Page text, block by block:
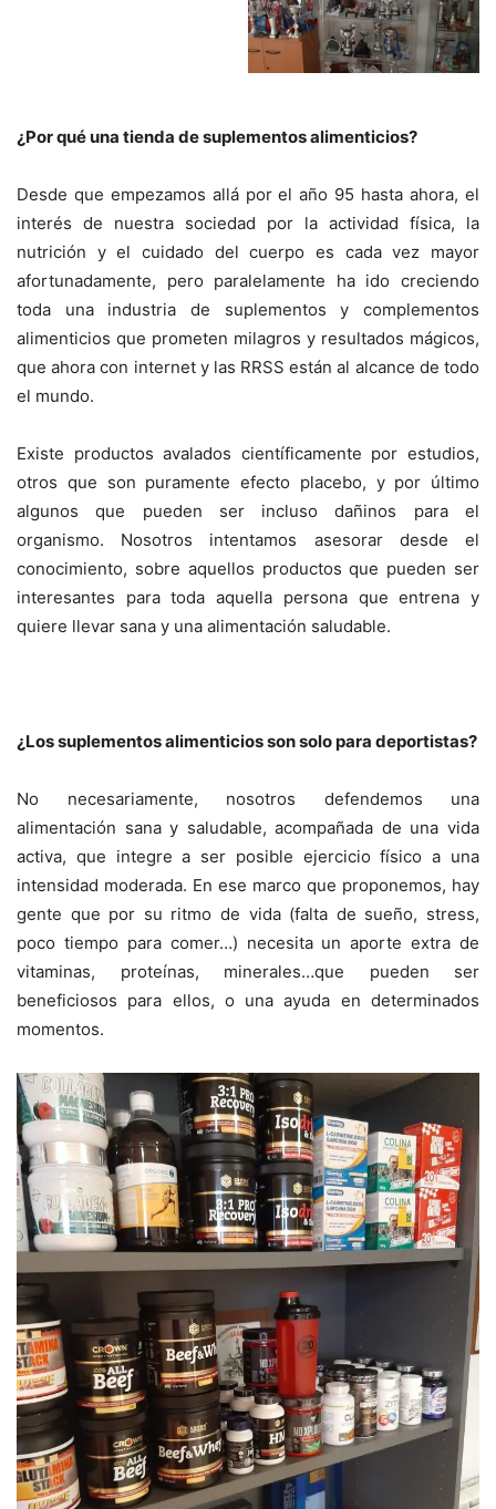
¿Por qué una tienda de suplementos alimenticios?
Desde que empezamos allá por el año 95 hasta ahora, el
interés de nuestra sociedad por la actividad física, la
nutrición y el cuidado del cuerpo es cada vez mayor
afortunadamente, pero paralelamente ha ido creciendo
toda una industria de suplementos y complementos
alimenticios que prometen milagros y resultados mágicos,
que ahora con internet y las RRSS están al alcance de todo
el mundo.
Existe productos avalados científicamente por estudios,
otros que son puramente efecto placebo, y por último
algunos que pueden ser incluso dañinos para el
organismo. Nosotros intentamos asesorar desde el
conocimiento, sobre aquellos productos que pueden ser
interesantes para toda aquella persona que entrena y
quiere llevar sana y una alimentación saludable.
¿Los suplementos alimenticios son solo para deportistas?
No necesariamente, nosotros defendemos una
alimentación sana y saludable, acompañada de una vida
activa, que integre a ser posible ejercicio físico a una
intensidad moderada. En ese marco que proponemos, hay
gente que por su ritmo de vida (falta de sueño, stress,
poco tiempo para comer…) necesita un aporte extra de
vitaminas, proteínas, minerales…que pueden ser
beneficiosos para ellos, o una ayuda en determinados
momentos.